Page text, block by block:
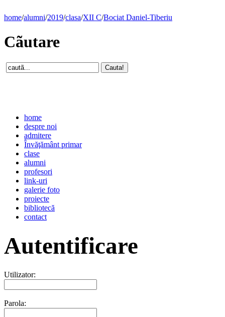
home/alumni/2019/clasa/XII C/Bociat Daniel-Tiberiu
Cãutare
home
despre noi
admitere
Învăţământ primar
clase
alumni
profesori
link-uri
galerie foto
proiecte
bibliotecă
contact
Autentificare
Utilizator:
Parola: